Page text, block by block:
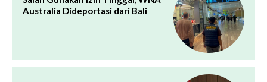
Australia Dideportasi dari Bali